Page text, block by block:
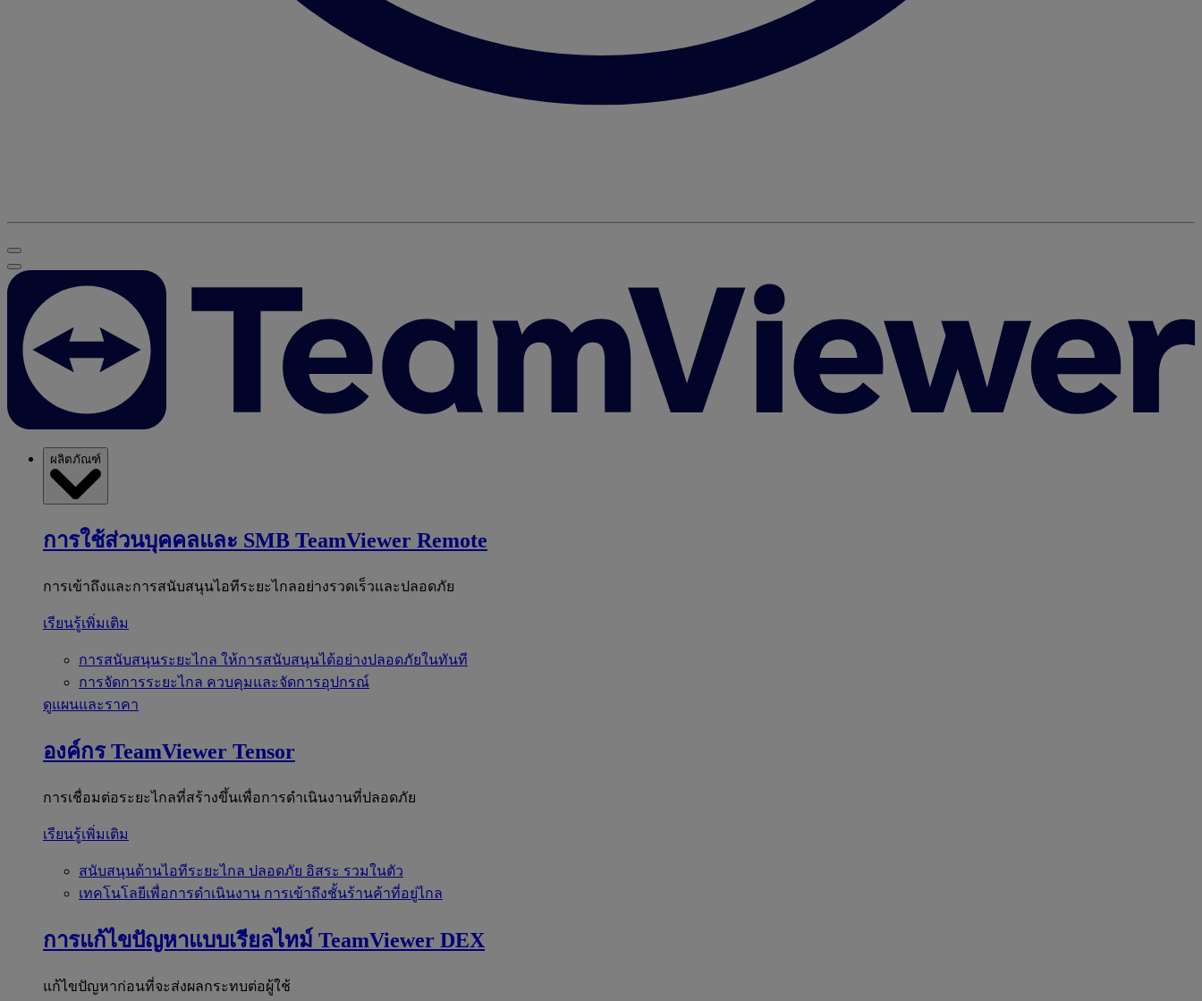
ผลิตภัณฑ์
การใช้ส่วนบุคคลและ SMB TeamViewer Remote
การเข้าถึงและการสนับสนุนไอทีระยะไกลอย่างรวดเร็วและปลอดภัย
เรียนรู้เพิ่มเติม
การสนับสนุนระยะไกล ให้การสนับสนุนได้อย่างปลอดภัยในทันที
การจัดการระยะไกล ควบคุมและจัดการอุปกรณ์
ดูแผนและราคา
องค์กร TeamViewer Tensor
การเชื่อมต่อระยะไกลที่สร้างขึ้นเพื่อการดำเนินงานที่ปลอดภัย
เรียนรู้เพิ่มเติม
สนับสนุนด้านไอทีระยะไกล ปลอดภัย อิสระ รวมในตัว
เทคโนโลยีเพื่อการดำเนินงาน การเข้าถึงชั้นร้านค้าที่อยู่ไกล
การแก้ไขปัญหาแบบเรียลไทม์ TeamViewer DEX
แก้ไขปัญหาก่อนที่จะส่งผลกระทบต่อผู้ใช้